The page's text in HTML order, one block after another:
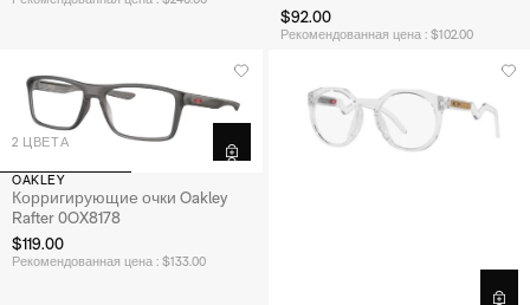
$92.00
Рекомендованная цена : $102.00
2 ЦВЕТА
OAKLEY
Корригирующие очки Oakley
Rafter 0OX8178
$119.00
Рекомендованная цена : $133.00